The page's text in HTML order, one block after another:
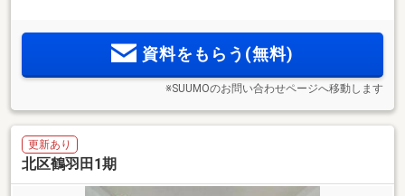
資料をもらう(無料)
※SUUMOのお問い合わせページへ移動します
更新あり
北区鶴羽田1期